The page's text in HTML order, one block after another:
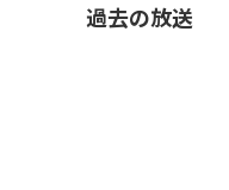
過去の放送